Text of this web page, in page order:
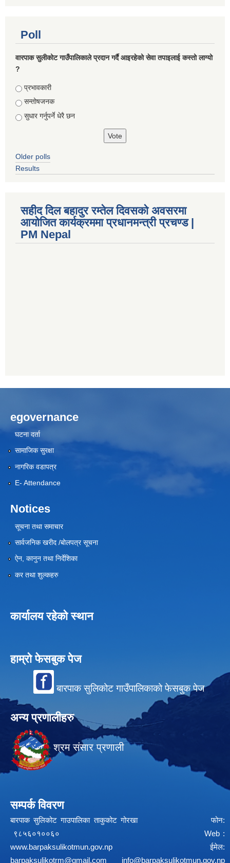
Poll
वारपाक सुलीकोट गाउँपालिकाले प्रदान गर्दै आइरहेको सेवा तपाइलाई कस्तो लाग्यो
?
Choices
प्रभावकारी
सन्तोषजनक
सुधार गर्नुपर्ने धेरै छन
Older polls
Results
सहीद दिल बहादुर रम्तेल दिवसको अवसरमा
आयोजित कार्यक्रममा प्रधानमन्त्री प्रचण्ड |
PM Nepal
egovernance
घटना दर्ता
सामाजिक सुरक्षा
नागरिक वडापत्र
E- Attendance
Notices
सूचना तथा समाचार
सार्वजनिक खरीद /बोलपत्र सूचना
ऐन, कानुन तथा निर्देशिका
कर तथा शुल्कहरु
कार्यालय रहेको स्थान
हाम्रो फेसबुक पेज
बारपाक सुलिकोट गाउँपालिकाको फेसबुक पेज
अन्य प्रणालीहरु
श्रम संसार प्रणाली
सम्पर्क विवरण
बारपाक सुलिकोट गाउपालिका ताकुकोट गोरखा फोन:
९८५६०१००६० Web :
www.barpaksulikotmun.gov.np
ईमेल:
barpaksulikotrm@gmail.com
info@barpaksulikotmun.gov.np